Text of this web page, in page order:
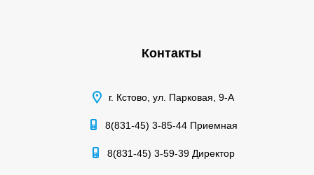
Контакты
г. Кстово, ул. Парковая, 9-А
8(831-45) 3-85-44 Приемная
8(831-45) 3-59-39 Директор